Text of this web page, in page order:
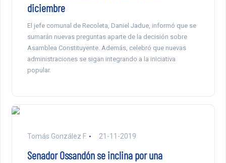
diciembre
El jefe comunal de Recoleta, Daniel Jadue, informó que se
sumarán nuevas preguntas aparte de la decisión sobre
Asamblea Constituyente. Además, celebró que nuevas
administraciones se sigan integrando a la iniciativa
popular.
Tomás González F. 21-11-2019
Senador Ossandón se inclina por una